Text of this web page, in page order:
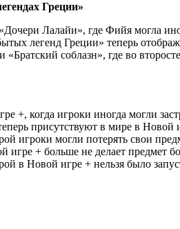
Греции»
Лалайи», где Фийя могла
легенд Греции» теперь
«Братский соблазн», где во
+, когда игроки иногда могли
присутствуют в мире в Новой
игроки могли потерять свои
игре + больше не делает предмет
в Новой игре + нельзя было